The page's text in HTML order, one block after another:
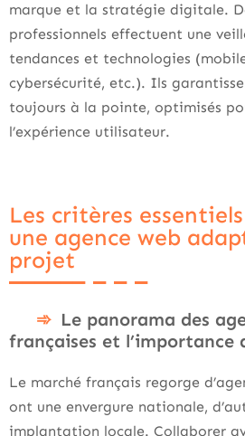
marque et la stratégie digitale.
professionnels effectuent une
tendances et technologies
cybersécurité, etc.). Ils
toujours à la pointe, optimisés
l’expérience utilisateur.
Les critères
une agence web
projet
Le panorama des
françaises et l’importance
Le marché français regorge
ont une envergure nationale,
implantation locale. Collaborer